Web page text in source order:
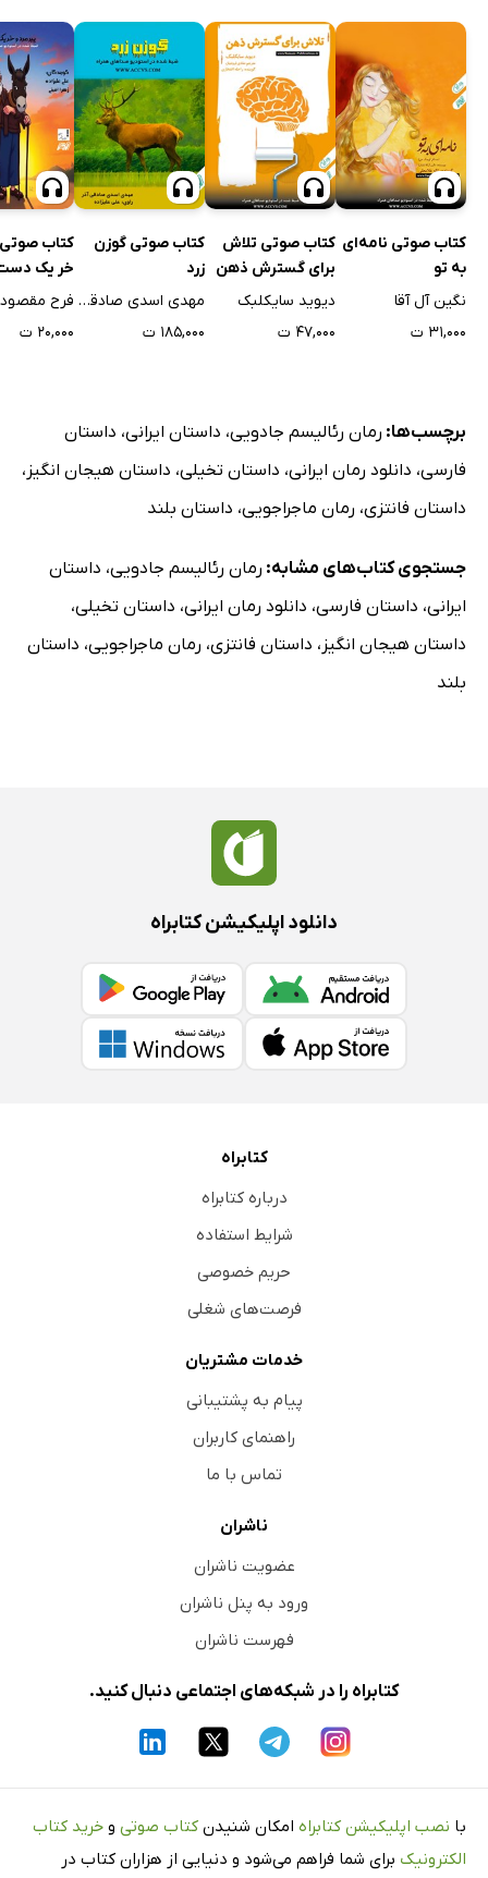
کتاب صوتی نامه‌ای
به تو
نگین آل آقا
۳۱,۰۰۰ ت
کتاب صوتی تلاش
برای گسترش ذهن
انسان
دیوید سایکلبک
۴۷,۰۰۰ ت
کتاب صوتی گوزن
زرد
مهدی اسدی صادقی آذر
۱۸۵,۰۰۰ ت
کتاب صوتی
خر یک
فرح
۲۰,۰۰۰ ت
برچسب‌ها: رمان رئالیسم جادویی، داستان ایرانی، داستان
فارسی، دانلود رمان ایرانی، داستان تخیلی، داستان هیجان انگیز ،
داستان فانتزی، رمان ماجراجویی، داستان بلند
جستجوی کتاب‌های مشابه: رمان رئالیسم جادویی، داستان
ایرانی، داستان فارسی، دانلود رمان ایرانی، داستان تخیلی،
داستان هیجان انگیز ، داستان فانتزی، رمان ماجراجویی، داستان
بلند
دانلود اپلیکیشن کتابراه
کتابراه
درباره کتابراه
شرایط استفاده
حریم خصوصی
فرصت‌های شغلی
خدمات مشتریان
پیام به پشتیبانی
راهنمای کاربران
تماس با ما
ناشران
عضویت ناشران
ورود به پنل ناشران
فهرست ناشران
کتابراه را در شبکه‌های اجتماعی دنبال کنید.
با نصب اپلیکیشن کتابراه امکان شنیدن کتاب صوتی و خرید کتاب
الکترونیک برای شما فراهم می‌شود و دنیایی از هزاران کتاب در